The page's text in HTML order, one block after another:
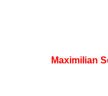
Maximilian